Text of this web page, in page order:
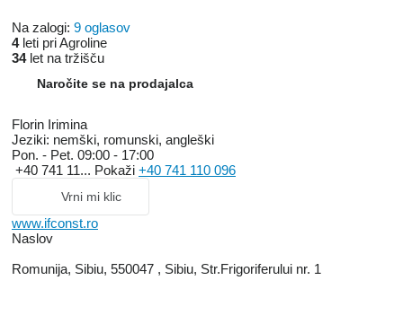
Na zalogi: 9 oglasov
4leti pri Agroline
34let na tržišču
Naročite se na prodajalca
Florin Irimina
Jeziki: nemški, romunski, angleški
Pon. - Pet. 09:00 - 17:00
+40 741 11... Pokaži +40 741 110 096
Vrni mi klic
www.ifconst.ro
Naslov
Romunija, Sibiu, 550047 , Sibiu, Str.Frigoriferului nr. 1